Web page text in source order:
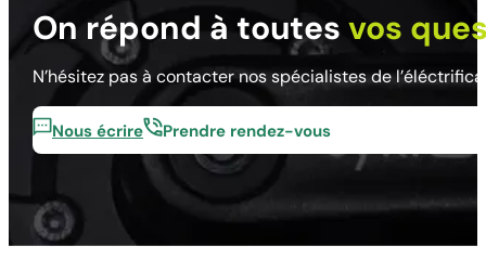
On répond à toutes vos
N’hésitez pas à contacter nos spécialistes de
Nous écrire Prendre rendez-vous